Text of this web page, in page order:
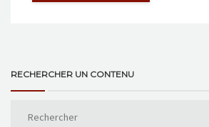
RECHERCHER UN CONTENU